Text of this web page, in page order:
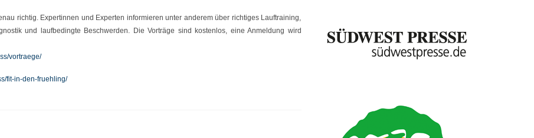
richtig. Expertinnen und Experten informieren unter anderem über richtiges Lauftraining,
und laufbedingte Beschwerden. Die Vorträge sind kostenlos, eine Anmeldung wird
vortraege/
fit-in-den-fruehling/